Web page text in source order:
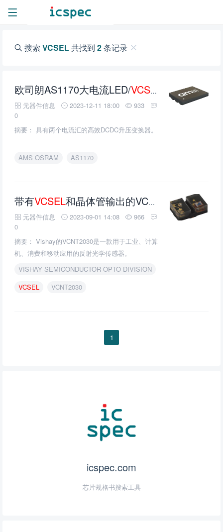
搜索 VCSEL共找到 2条记录
欧司朗AS1170大电流LED/VCSEL 驱动芯片的
元器件信息 2023-12-11 18:00
933
0
摘要： 具有两个电流汇的高效DCDC升压变换器。
AMS OSRAM AS1170
带有VCSEL和晶体管输出的VCNT2030反射光学传感器的介绍、特性、及应用
元器件信息 2023-09-01 14:08
966
0
摘要： Vishay的VCNT2030是一款用于工业、计算
机、消费和移动应用的反射光学传感器。
VISHAY SEMICONDUCTOR OPTO DIVISION
VCSEL
VCNT2030
1
icspec.com
芯片规格书搜索工具